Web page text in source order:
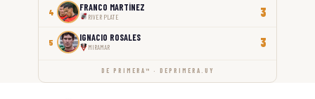
4 FRANCO MARTÍNEZ
RIVER PLATE 3
5 IGNACIO ROSALES
MIRAMAR 3
DE PRIMERA™ · DEPRIMERA.UY